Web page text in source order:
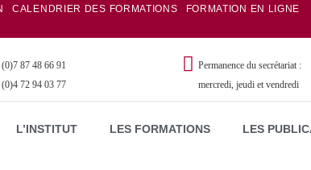
CALENDRIER DES FORMATIONS FORMATION EN LIGNE
87 48 66 91
72 94 03 77
Permanence du secrétariat :
mercredi, jeudi et vendredi
L’INSTITUT LES FORMATIONS LES